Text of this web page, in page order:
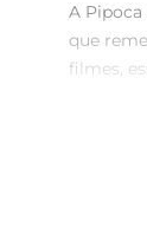
A
que
filmes,